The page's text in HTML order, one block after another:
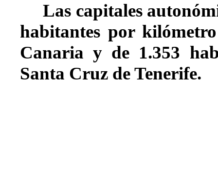
Las capitales
habitantes por
Canaria y de 1.353
Santa Cruz de Tenerife.